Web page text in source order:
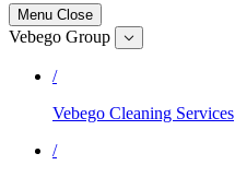
Menu Close
Vebego Group
/
Vebego Cleaning Services
/